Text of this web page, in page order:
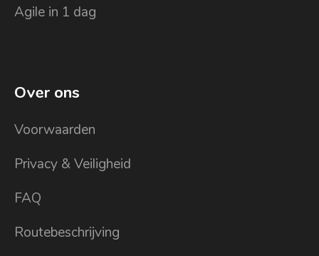
Agile in 1 dag
Over ons
Voorwaarden
Privacy & Veiligheid
FAQ
Routebeschrijving